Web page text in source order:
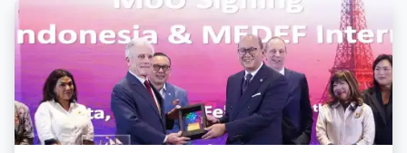
https://bkpmngawi.org
https://bkpmpacitan.org
https://bkpmpamekasan.org
https://bkpmpasuruan.org